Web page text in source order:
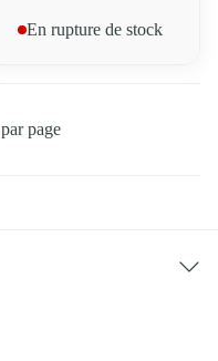
En rupture de stock
par page